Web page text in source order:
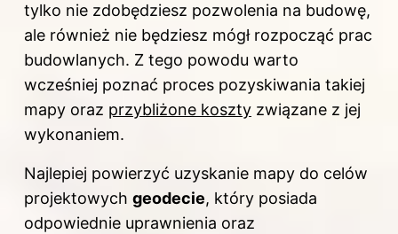
tylko nie zdobędziesz pozwolenia na budowę,
ale również nie będziesz mógł rozpocząć prac
budowlanych. Z tego powodu warto
wcześniej poznać proces pozyskiwania takiej
mapy oraz przybliżone koszty związane z jej
wykonaniem.
Najlepiej powierzyć uzyskanie mapy do celów
projektowych geodecie, który posiada
odpowiednie uprawnienia oraz